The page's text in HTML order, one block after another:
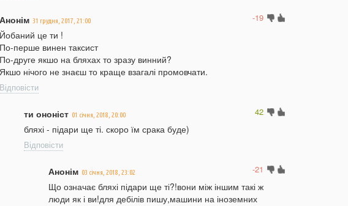
-19
Анонім 31 грудня, 2017, 21:00
Йобаний це ти !
По-перше винен таксист
По-друге якшо на бляхах то зразу винний?
Якшо нічого не знаєш то краще взагалі промовчати.
Відповісти
42
ти ононіст 01 січня, 2018, 20:00
бляхі - підари ще ті. скоро їм срака буде)
Відповісти
-21
Анонім 03 січня, 2018, 23:02
Що означає бляхі підари ще ті?!вони між іншим такі ж
люди як і ви!для дебілів пишу,машини на іноземних